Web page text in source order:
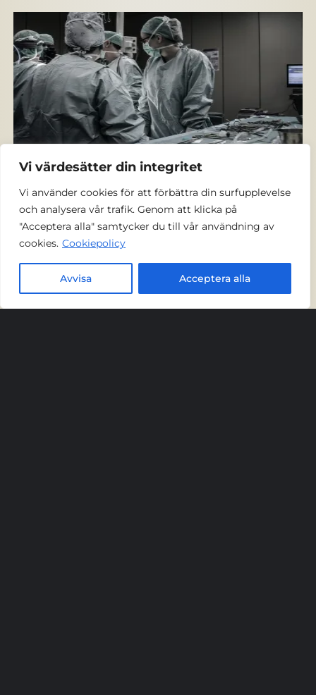
Vi värdesätter din integritet
Vi använder cookies för att förbättra din surfupplevelse
och analysera vår trafik. Genom att klicka på
"Acceptera alla" samtycker du till vår användning av
cookies. Cookiepolicy
Avvisa Acceptera alla
Operation och eftervård
Kommentarer